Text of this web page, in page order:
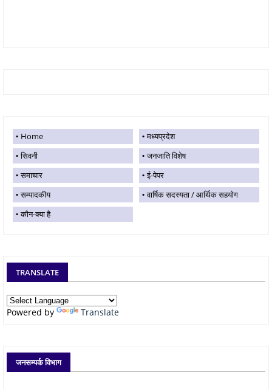
Home
मध्यप्रदेश
सिवनी
जनजाति विशेष
समाचार
ई-पेपर
सम्पादकीय
वार्षिक सदस्यता / आर्थिक सहयोग
कौन-क्या है
TRANSLATE
Powered by Translate
जनसम्पर्क विभाग